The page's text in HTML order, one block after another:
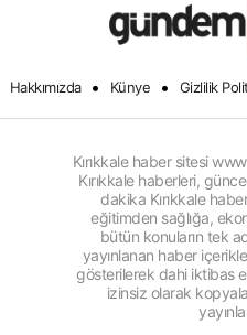
Hakkımızda • Künye • Gizlilik
Kırıkkale haber sitesi
Kırıkkale haberleri,
dakika Kırıkkale
eğitimden sağlığa,
bütün konuların tek
yayınlanan haber
gösterilerek dahi iktibas
izinsiz olarak